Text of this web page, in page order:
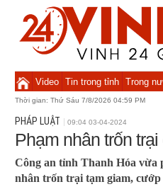
Video Tin trong tỉnh Trong
Thời gian: Thứ Sáu 7/8/2026 04:59 PM
PHÁP LUẬT 09:04 03-04-2024
Phạm nhân trốn
Công an tỉnh Thanh Hóa
nhân trốn trại tạm giam,